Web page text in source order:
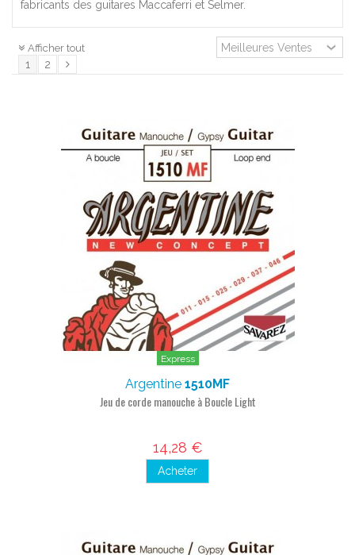
fabricants des guitares Maccaferri et Selmer.
Afficher tout
1 2
Express
Argentine 1510MF
Jeu de corde manouche à Boucle Light
14,28 €
Acheter